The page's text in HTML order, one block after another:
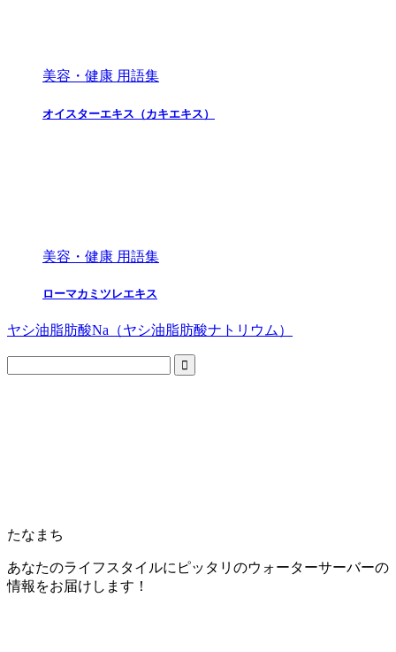
美容・健康 用語集
オイスターエキス（カキエキス）
美容・健康 用語集
ローマカミツレエキス
ヤシ油脂肪酸Na（ヤシ油脂肪酸ナトリウム）
たなまち
あなたのライフスタイルにピッタリのウォーターサーバーの
情報をお届けします！